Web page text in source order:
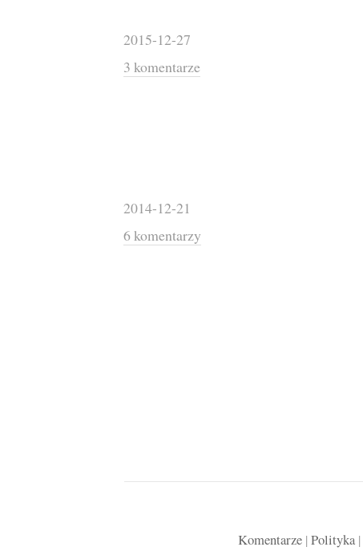
2015-12-27
3 komentarze
2014-12-21
6 komentarzy
Komentarze| Polityka|